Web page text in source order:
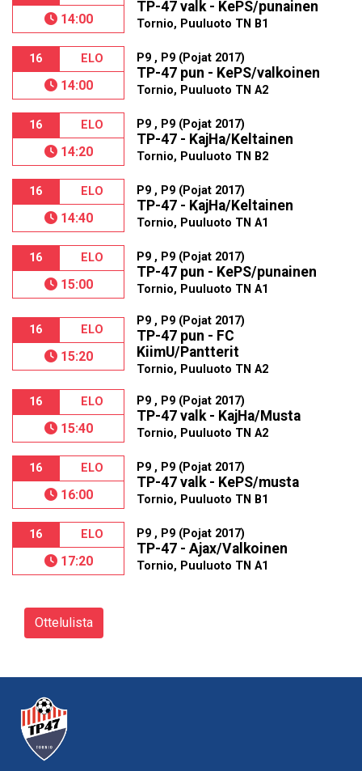
14:00
TP-47 valk - KePS/punainen
Tornio, Puuluoto TN B1
16 ELO
14:00
P9 , P9 (Pojat 2017)
TP-47 pun - KePS/valkoinen
Tornio, Puuluoto TN A2
16 ELO
14:20
P9 , P9 (Pojat 2017)
TP-47 - KajHa/Keltainen
Tornio, Puuluoto TN B2
16 ELO
14:40
P9 , P9 (Pojat 2017)
TP-47 - KajHa/Keltainen
Tornio, Puuluoto TN A1
16 ELO
15:00
P9 , P9 (Pojat 2017)
TP-47 pun - KePS/punainen
Tornio, Puuluoto TN A1
16 ELO
15:20
P9 , P9 (Pojat 2017)
TP-47 pun - FC
KiimU/Pantterit
Tornio, Puuluoto TN A2
16 ELO
15:40
P9 , P9 (Pojat 2017)
TP-47 valk - KajHa/Musta
Tornio, Puuluoto TN A2
16 ELO
16:00
P9 , P9 (Pojat 2017)
TP-47 valk - KePS/musta
Tornio, Puuluoto TN B1
16 ELO
17:20
P9 , P9 (Pojat 2017)
TP-47 - Ajax/Valkoinen
Tornio, Puuluoto TN A1
Ottelulista